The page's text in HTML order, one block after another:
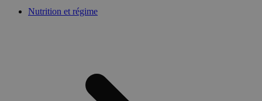
Nutrition et régime